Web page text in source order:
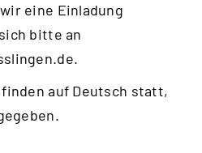
eine Einladung
bitte an
.
auf Deutsch statt,